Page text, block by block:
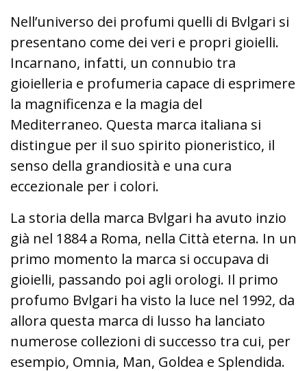
Nell’universo dei profumi quelli di Bvlgari si
presentano come dei veri e propri gioielli.
Incarnano, infatti, un connubio tra
gioielleria e profumeria capace di esprimere
la magnificenza e la magia del
Mediterraneo. Questa marca italiana si
distingue per il suo spirito pioneristico, il
senso della grandiosità e una cura
eccezionale per i colori.
La storia della marca Bvlgari ha avuto inzio
già nel 1884 a Roma, nella Città eterna. In un
primo momento la marca si occupava di
gioielli, passando poi agli orologi. Il primo
profumo Bvlgari ha visto la luce nel 1992, da
allora questa marca di lusso ha lanciato
numerose collezioni di successo tra cui, per
esempio, Omnia, Man, Goldea e Splendida.